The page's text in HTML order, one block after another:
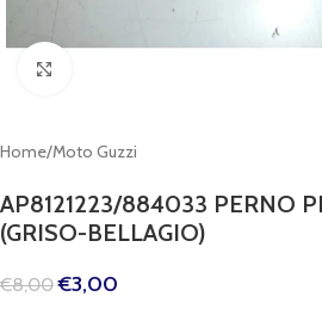
Home/Moto Guzzi
AP8121223/884033 PERNO
(GRISO-BELLAGIO)
€8,00 €3,00